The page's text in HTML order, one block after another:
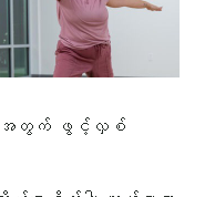
အတွက် ဖွင့်လှစ်